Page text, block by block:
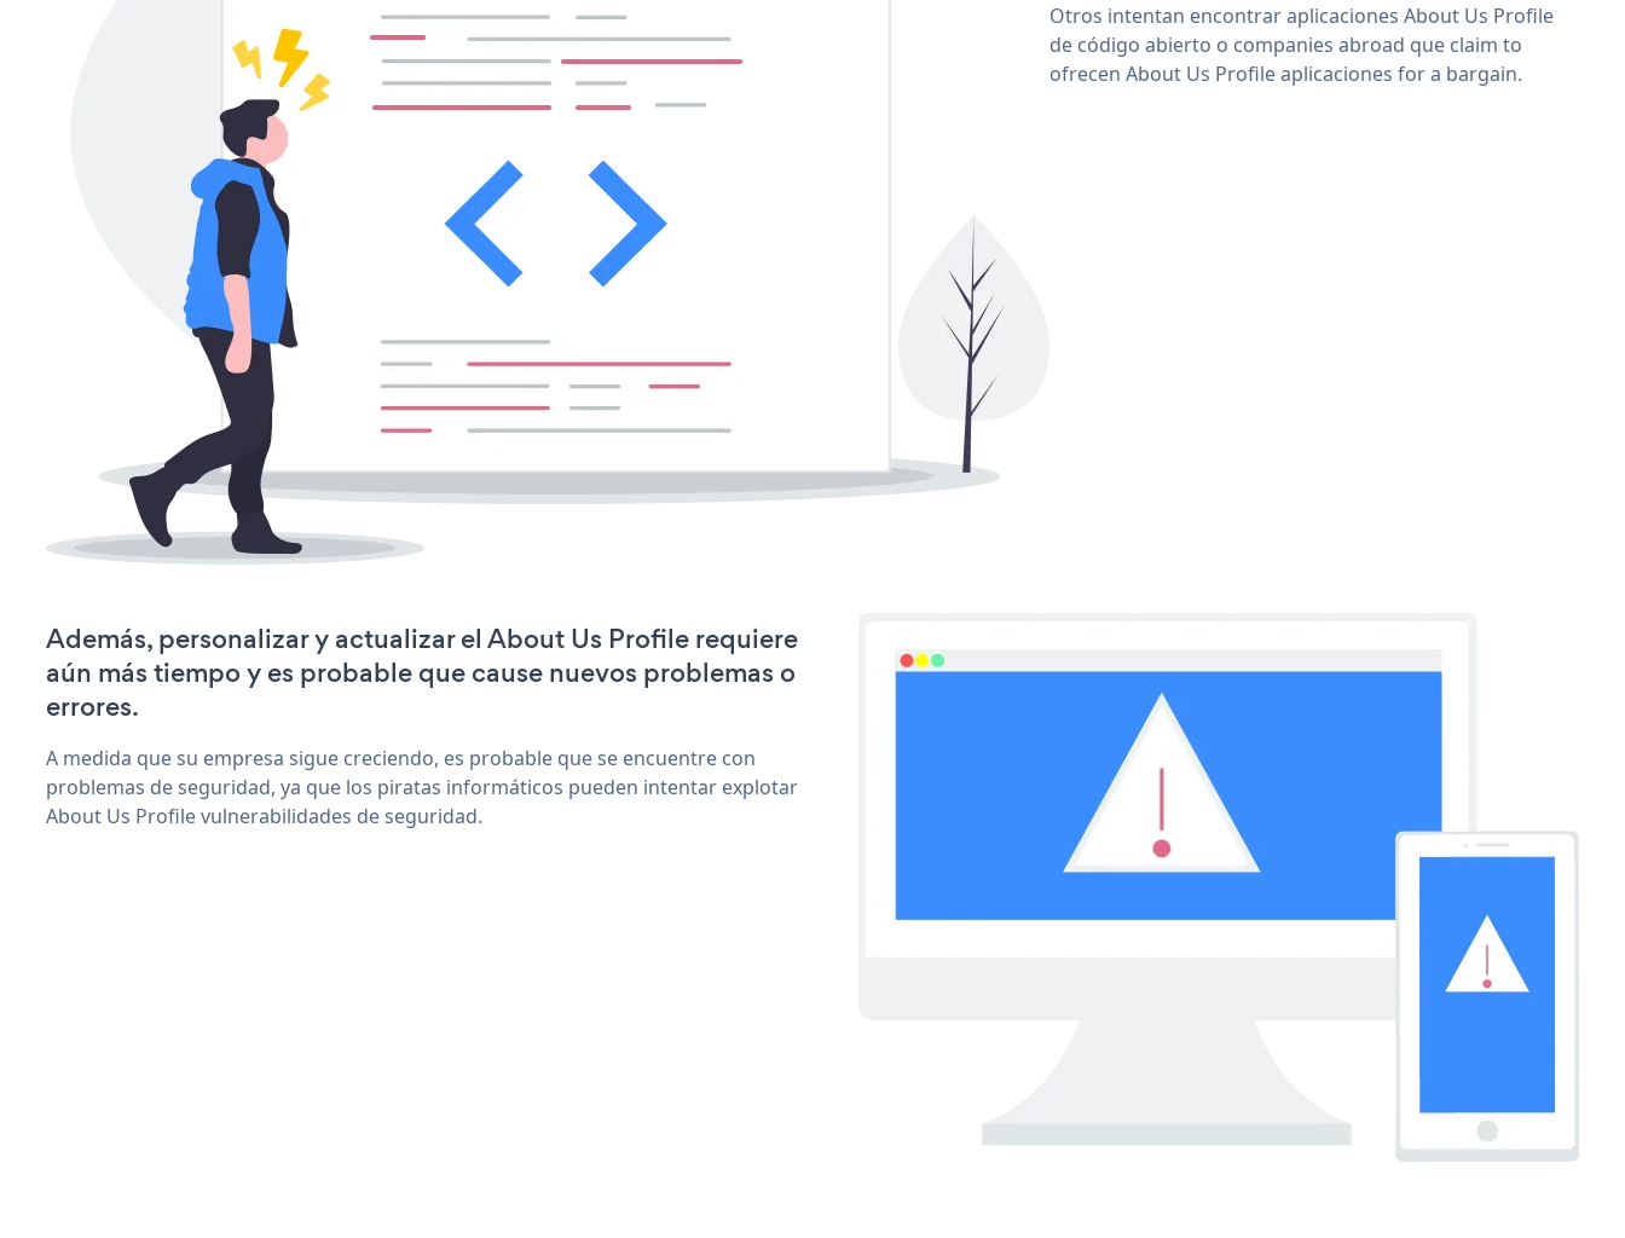
Otros intentan encontrar aplicaciones About Us Profile
de código abierto o companies abroad que claim to
ofrecen About Us Profile aplicaciones for a bargain.
Además, personalizar y actualizar el About Us Profile requiere
aún más tiempo y es probable que cause nuevos problemas o
errores.
A medida que su empresa sigue creciendo, es probable que se encuentre con
problemas de seguridad, ya que los piratas informáticos pueden intentar explotar
About Us Profile vulnerabilidades de seguridad.